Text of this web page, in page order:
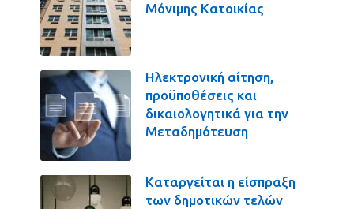
Μόνιμης Κατοικίας
Ηλεκτρονική αίτηση,
προϋποθέσεις και
δικαιολογητικά για την
Μεταδημότευση
Καταργείται η είσπραξη
των δημοτικών τελών